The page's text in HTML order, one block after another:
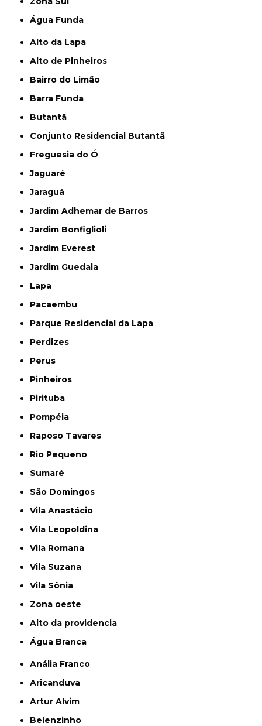
Água Funda
Alto da Lapa
Alto de Pinheiros
Bairro do Limão
Barra Funda
Butantã
Conjunto Residencial Butantã
Freguesia do Ó
Jaguaré
Jaraguá
Jardim Adhemar de Barros
Jardim Bonfiglioli
Jardim Everest
Jardim Guedala
Lapa
Pacaembu
Parque Residencial da Lapa
Perdizes
Perus
Pinheiros
Pirituba
Pompéia
Raposo Tavares
Rio Pequeno
Sumaré
São Domingos
Vila Anastácio
Vila Leopoldina
Vila Romana
Vila Suzana
Vila Sônia
Zona oeste
alto da providencia
Água Branca
Anália Franco
Aricanduva
Artur Alvim
Belenzinho